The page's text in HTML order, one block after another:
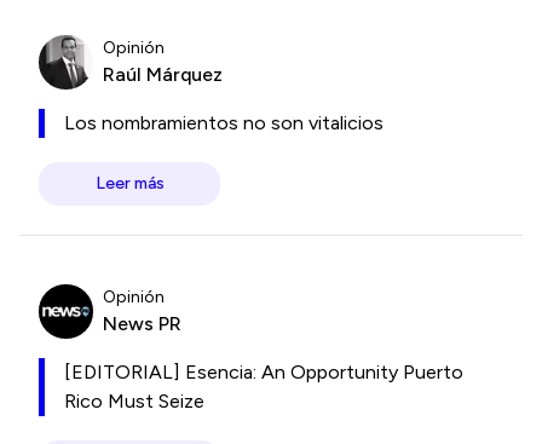
Opinión
Raúl Márquez
Los nombramientos no son vitalicios
Leer más
Opinión
News PR
[EDITORIAL] Esencia: An Opportunity Puerto
Rico Must Seize